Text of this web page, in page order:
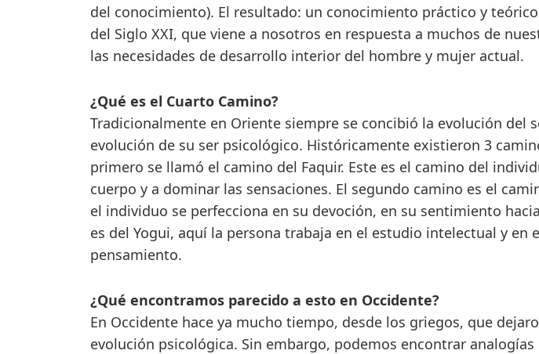
del conocimiento). El resultado: un conocimiento práctico y
del Siglo XXI, que viene a nosotros en respuesta a muchos de
las necesidades de desarrollo interior del hombre y mujer actual.
¿Qué es el Cuarto Camino?
Tradicionalmente en Oriente siempre se concibió la evolución del
evolución de su ser psicológico. Históricamente existieron 3
primero se llamó el camino del Faquir. Este es el camino del
cuerpo y a dominar las sensaciones. El segundo camino es el
el individuo se perfecciona en su devoción, en su sentimiento
es del Yogui, aquí la persona trabaja en el estudio intelectual y en
pensamiento.
¿Qué encontramos parecido a esto en Occidente?
En Occidente hace ya mucho tiempo, desde los griegos, que
evolución psicológica. Sin embargo, podemos encontrar